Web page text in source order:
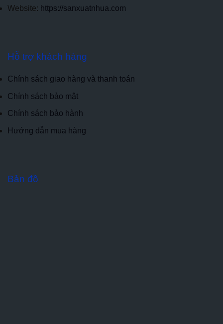
Website: https://sanxuatnhua.com
Hỗ trợ khách hàng
Chính sách giao hàng và thanh toán
Chính sách bảo mật
Chính sách bảo hành
Hướng dẫn mua hàng
Bản đồ